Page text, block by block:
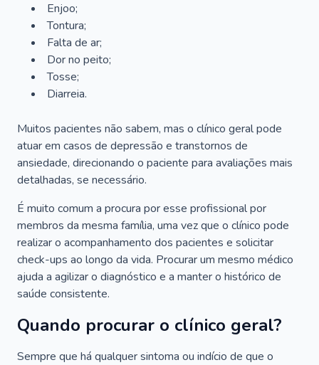
Enjoo;
Tontura;
Falta de ar;
Dor no peito;
Tosse;
Diarreia.
Muitos pacientes não sabem, mas o clínico geral pode
atuar em casos de depressão e transtornos de
ansiedade, direcionando o paciente para avaliações mais
detalhadas, se necessário.
É muito comum a procura por esse profissional por
membros da mesma família, uma vez que o clínico pode
realizar o acompanhamento dos pacientes e solicitar
check-ups ao longo da vida. Procurar um mesmo médico
ajuda a agilizar o diagnóstico e a manter o histórico de
saúde consistente.
Quando procurar o clínico geral?
Sempre que há qualquer sintoma ou indício de que o